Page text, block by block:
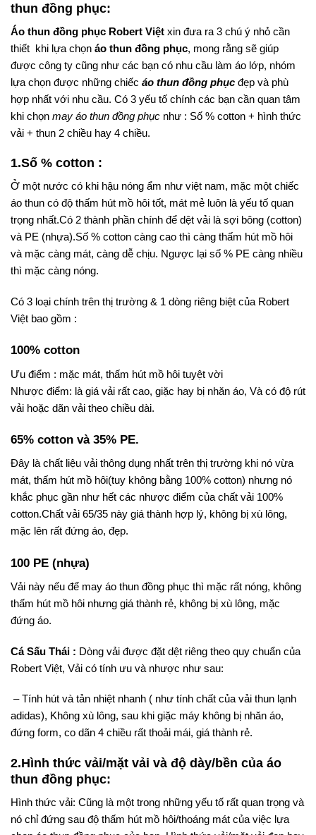
thun đồng phục:
Áo thun đồng phục Robert Việt xin đưa ra 3 chú ý nhỏ cần
thiết khi lựa chọn áo thun đồng phục, mong rằng sẽ giúp
được công ty cũng như các bạn có nhu cầu làm áo lớp, nhóm
lựa chọn được những chiếc áo thun đồng phục đẹp và phù
hợp nhất với nhu cầu. Có 3 yếu tố chính các bạn cần quan tâm
khi chọn may áo thun đồng phục như : Số % cotton + hình thức
vải + thun 2 chiều hay 4 chiều.
1.Số % cotton :
Ở một nước có khi hậu nóng ẩm như việt nam, mặc một chiếc
áo thun có độ thấm hút mồ hôi tốt, mát mẻ luôn là yếu tố quan
trọng nhất.Có 2 thành phần chính để dệt vải là sợi bông (cotton)
và PE (nhựa).Số % cotton càng cao thì càng thấm hút mồ hôi
và mặc càng mát, càng dễ chịu. Ngược lại số % PE càng nhiều
thì mặc càng nóng.
Có 3 loại chính trên thị trường & 1 dòng riêng biệt của Robert
Việt bao gồm :
100% cotton
Ưu điểm : mặc mát, thấm hút mồ hôi tuyệt vời
Nhược điểm: là giá vải rất cao, giặc hay bị nhăn áo, Và có độ rút
vải hoặc dãn vải theo chiều dài.
65% cotton và 35% PE.
Đây là chất liệu vải thông dụng nhất trên thị trường khi nó vừa
mát, thấm hút mồ hôi(tuy không bằng 100% cotton) nhưng nó
khắc phục gần như hết các nhược điểm của chất vải 100%
cotton.Chất vải 65/35 này giá thành hợp lý, không bị xù lông,
mặc lên rất đứng áo, đẹp.
100 PE (nhựa)
Vải này nếu để may áo thun đồng phục thì mặc rất nóng, không
thấm hút mồ hôi nhưng giá thành rẻ, không bị xù lông, mặc
đứng áo.
Cá Sấu Thái : Dòng vải được đặt dệt riêng theo quy chuẩn của
Robert Việt, Vải có tính ưu và nhược như sau:
– Tính hút và tản nhiệt nhanh ( như tính chất của vải thun lạnh
adidas), Không xù lông, sau khi giặc máy không bị nhăn áo,
đứng form, co dãn 4 chiều rất thoải mái, giá thành rẻ.
2.Hình thức vải/mặt vải và độ dày/bền của áo
thun đồng phục:
Hình thức vải: Cũng là một trong những yếu tố rất quan trọng và
nó chỉ đứng sau độ thấm hút mồ hôi/thoáng mát của việc lựa